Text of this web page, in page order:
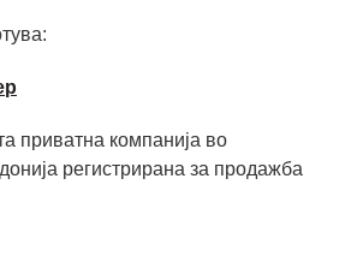
приватна компанија во
регистрирана за продажба